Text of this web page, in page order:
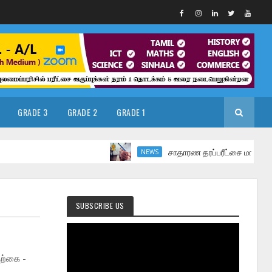
GRADE 3 GRADE 2 GRADE 1
NEWS சாதாரண தரப்பரீட்சை மார்ச் மாதத்தில்
-
SUBSCRIBE US